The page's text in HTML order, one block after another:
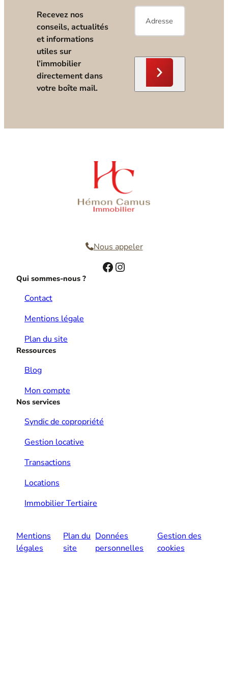
Recevez nos
conseils, actualités
et informations
utiles sur
l’immobilier
directement dans
votre boîte mail.
E-
mail*
Nous appeler
Facebook Instagram
Qui sommes-nous ?
Contact
Mentions légale
Plan du site
Ressources
Blog
Mon compte
Nos services
Syndic de copropriété
Gestion locative
Transactions
Locations
Immobilier Tertiaire
Mentions
légales
Plan du
site
Données
personnelles
Gestion des
cookies